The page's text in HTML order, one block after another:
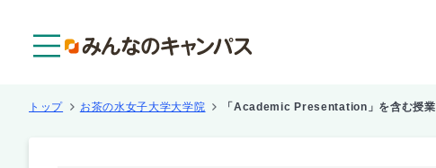
トップ お茶の水女子大学大学院 「Academic Presentation」を含む授業